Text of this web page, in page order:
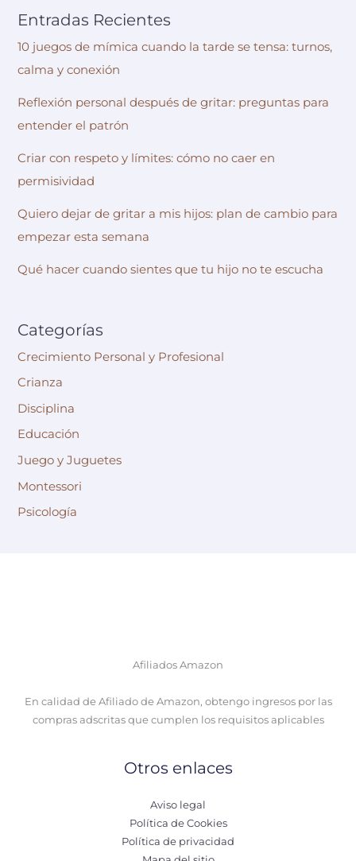
Entradas Recientes
10 juegos de mímica cuando la tarde se tensa: turnos,
calma y conexión
Reflexión personal después de gritar: preguntas para
entender el patrón
Criar con respeto y límites: cómo no caer en
permisividad
Quiero dejar de gritar a mis hijos: plan de cambio para
empezar esta semana
Qué hacer cuando sientes que tu hijo no te escucha
Categorías
Crecimiento Personal y Profesional
Crianza
Disciplina
Educación
Juego y Juguetes
Montessori
Psicología
Afiliados Amazon
En calidad de Afiliado de Amazon, obtengo ingresos por las
compras adscritas que cumplen los requisitos aplicables
Otros enlaces
Aviso legal
Política de Cookies
Política de privacidad